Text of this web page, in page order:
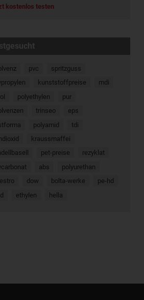
kostenlos testen
pvc
spritzguss
kunststoffpreise
mdi
polyethylen
pur
trinseo
eps
polyamid
tdi
kraussmaffei
pet-preise
rezyklat
abs
polyurethan
dow bolta-werke
pe-hd
ethylen hella